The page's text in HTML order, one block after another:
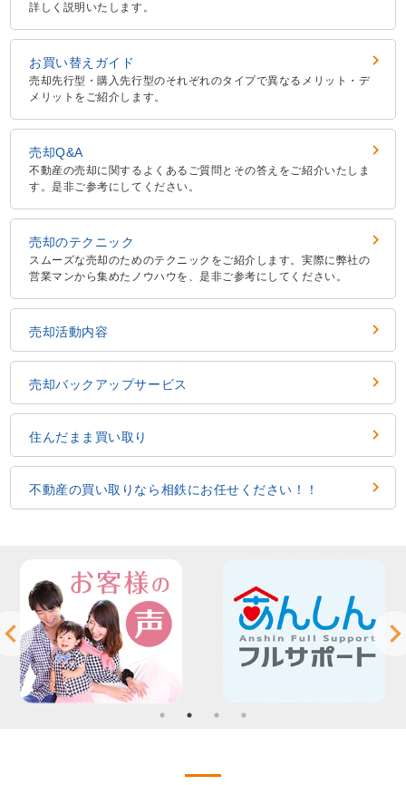
詳しく説明いたします。
お買い替えガイド
売却先行型・購入先行型のそれぞれのタイプで異なるメリット・デ
メリットをご紹介します。
売却Q&A
不動産の売却に関するよくあるご質問とその答えをご紹介いたしま
す。是非ご参考にしてください。
売却のテクニック
スムーズな売却のためのテクニックをご紹介します。実際に弊社の
営業マンから集めたノウハウを、是非ご参考にしてください。
売却活動内容
売却バックアップサービス
住んだまま買い取り
不動産の買い取りなら相鉄にお任せください！！